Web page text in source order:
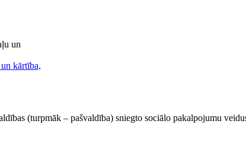
un
kārtība,
(turpmāk – pašvaldība) sniegto sociālo pakalpojumu